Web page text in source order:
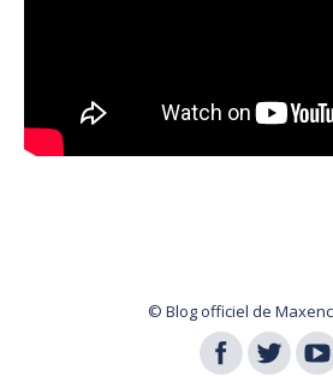
© Blog officiel de